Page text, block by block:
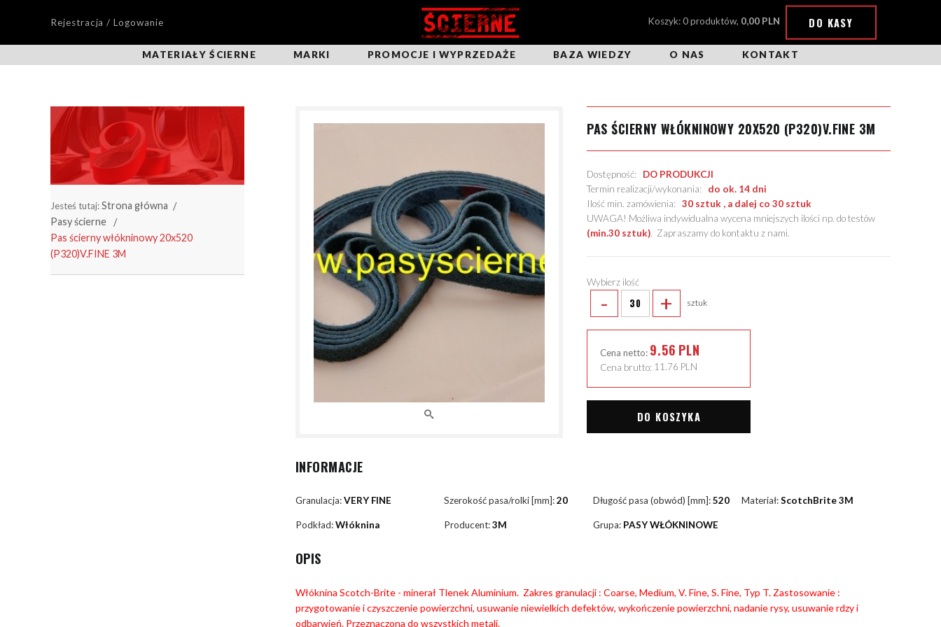
Rejestracja / Logowanie Koszyk: 0 produktów, 0,00 PLN DO KASY
MATERIAŁY ŚCIERNE MARKI PROMOCJE I WYPRZEDAŻE BAZA WIEDZY O NAS KONTAKT
Jesteś tutaj:Strona główna
Pasy ścierne
Pas ścierny włókninowy 20x520
(P320)V.FINE 3M
PAS ŚCIERNY WŁÓKNINOWY 20X520 (P320)V.FINE 3M
Dostępność: DO PRODUKCJI
Termin realizacji/wykonania: do ok. 14 dni
Ilość min. zamówienia:30 sztuk , a dalej co 30 sztuk
UWAGA! Możliwa indywidualna wycena mniejszych ilości np. do testów
(min.30 sztuk). Zapraszamy do kontaktu z nami.
Wybierz ilość
- + sztuk
Cena netto: 9.56 PLN
Cena brutto: 11.76 PLN
DO KOSZYKA
INFORMACJE
Granulacja:VERY FINE Szerokość pasa/rolki [mm]:20 Długość pasa (obwód) [mm]:520 Materiał:ScotchBrite 3M
Podkład:Włóknina Producent:3M Grupa: PASY WŁÓKNINOWE
OPIS
Włóknina Scotch-Brite - minerał Tlenek Aluminium. Zakres granulacji : Coarse, Medium, V. Fine, S. Fine, Typ T. Zastosowanie :
przygotowanie i czyszczenie powierzchni, usuwanie niewielkich defektów, wykończenie powierzchni, nadanie rysy, usuwanie rdzy i
odbarwień. Przeznaczona do wszystkich metali.